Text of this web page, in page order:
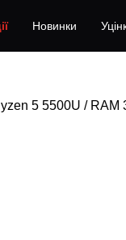
Новинки
5 5500U /